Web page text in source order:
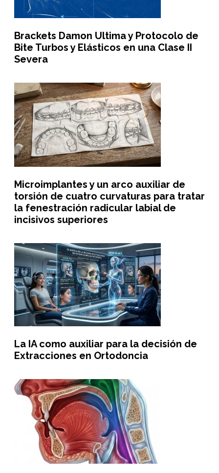
Brackets Damon Ultima y Protocolo de
Bite Turbos y Elásticos en una Clase II
Severa
Microimplantes y un arco auxiliar de
torsión de cuatro curvaturas para tratar
la fenestración radicular labial de
incisivos superiores
La IA como auxiliar para la decisión de
Extracciones en Ortodoncia